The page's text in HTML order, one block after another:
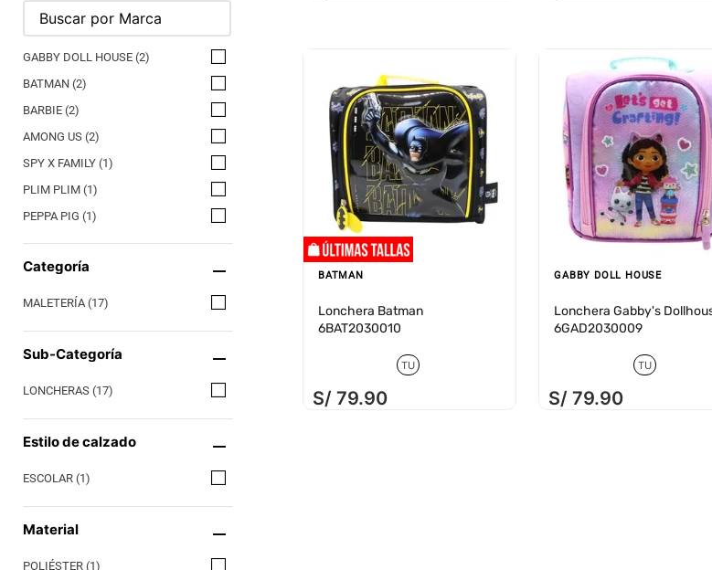
Categoría
MALETERÍA (17)
Sub-Categoría
LONCHERAS (17)
GABBY DOLL HOUSE (2)
BATMAN (2)
BARBIE (2)
AMONG US (2)
SPY X FAMILY (1)
PLIM PLIM (1)
PEPPA PIG (1)
ONE PIECE (1)
MERLINA (1)
)
Estilo de calzado
ESCOLAR (1)
Material
POLIÉSTER (1)
BATMAN
Lonchera Batman
6BAT2030010
TU
S/ 79.90
GABBY DOLL HOUSE
Lonchera Gabby's
6GAD2030009
TU
S/ 79.90